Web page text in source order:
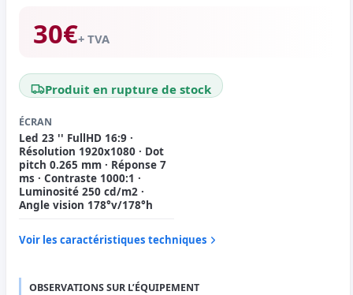
30€+ TVA
Produit en rupture de stock
ÉCRAN
Led 23 '' FullHD 16:9 ·
Résolution 1920x1080 · Dot
pitch 0.265 mm · Réponse 7
ms · Contraste 1000:1 ·
Luminosité 250 cd/m2 ·
Angle vision 178°v/178°h
Voir les caractéristiques techniques
OBSERVATIONS SUR L’ÉQUIPEMENT